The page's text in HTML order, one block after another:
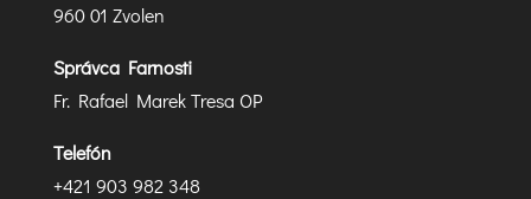
960 01 Zvolen
Správca Farnosti
Fr. Rafael Marek Tresa OP
Telefón
+421 903 982 348